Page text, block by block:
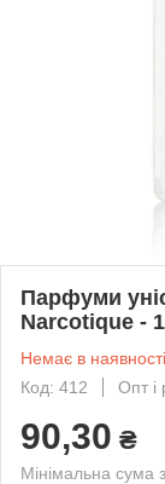
Парфуми
Narcotique -
Немає в наявності
Код: 412
Опт і
90,30 ₴
Мінімальна сума